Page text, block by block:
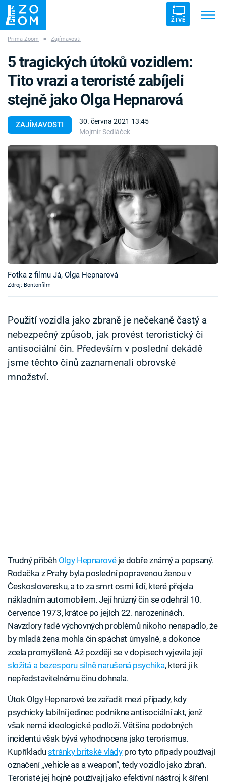
ŽIVĚ
ZÁHADY VETŘELCI DÁVNOVĚKU
Témata
Témata
Pořady
TV Program
Časopis
Sledujte prima+
Sledujte nás
Prima Zoom ■ Zajímavosti
ZAJÍMAVOSTI
30. června 2021 13:45
Mojmír Sedláček
5 tragických útoků vozidlem:
Tito vrazi a teroristé zabíjeli
stejně jako Olga Hepnarová
Fotka z filmu Já, Olga Hepnarová
Zdroj: Bontonfilm
Použití vozidla jako zbraně je nečekaně častý a
nebezpečný způsob, jak provést teroristický či
antisociální čin. Především v poslední dekádě
jsme těchto činů zaznamenali obrovské
množství.
Trudný příběh Olgy Hepnarovéje dobře známý a popsaný.
Rodačka z Prahy byla poslední popravenou ženou v
Československu, a to za smrt osmi lidí, které přejela
nákladním automobilem. Její hrůzný čin se odehrál 10.
července 1973, krátce po jejích 22. narozeninách.
Navzdory řadě výchovných problémů nikoho nenapadlo, že
by mladá žena mohla čin spáchat úmyslně, a dokonce
zcela promyšleně. Až později se v dopisech vyjevila její
složitá a bezesporu silně narušená psychika, která ji k
nepředstavitelnému činu dohnala.
Útok Olgy Hepnarové lze zařadit mezi případy, kdy
psychicky labilní jedinec podnikne antisociální akt, jenž
však nemá ideologické podloží. Většina podobných
incidentů však bývá vyhodnocena jako terorismus.
Kupříkladustránky britské vládypro tyto případy používají
označení „vehicle as a weapon“, tedy vozidlo jako zbraň.
Teroristé jej hojně používají jako efektivní nástroj k šíření